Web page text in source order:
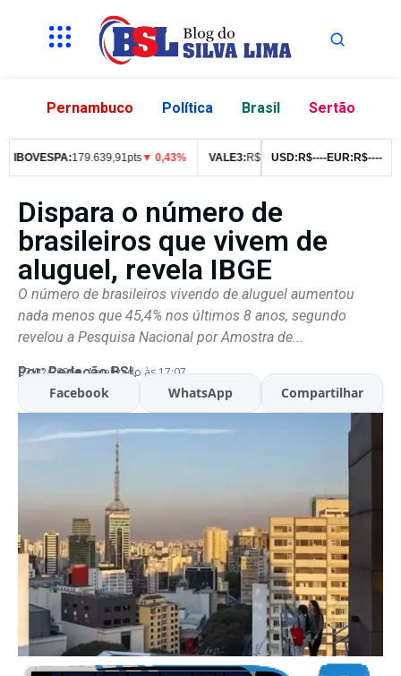
Pernambuco Política Brasil Sertão
179.639,91pts▼ 0,43% VALE3:R$76,99 ▼ 2,49% ITUB4:R$
USD: R$----EUR: R$----
Dispara o número de
brasileiros que vivem de
aluguel, revela IBGE
O número de brasileiros vivendo de aluguel aumentou
nada menos que 45,4% nos últimos 8 anos, segundo
revelou a Pesquisa Nacional por Amostra de...
Por:Redação BSL
07/02/2026 Atualizado às 17:07
Facebook WhatsApp Compartilhar